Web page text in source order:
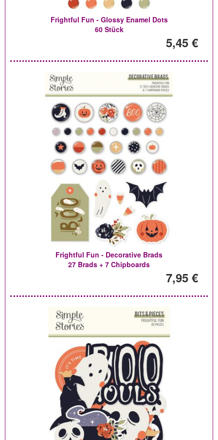
Frightful Fun - Glossy Enamel Dots
60 Stück
5,45 €
Frightful Fun - Decorative Brads
27 Brads + 7 Chipboards
7,95 €